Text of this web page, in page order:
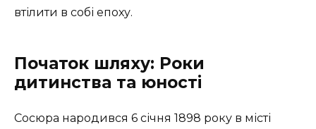
втілити в собі епоху.
Початок шляху: Роки
дитинства та юності
Сосюра народився 6 січня 1898 року в місті